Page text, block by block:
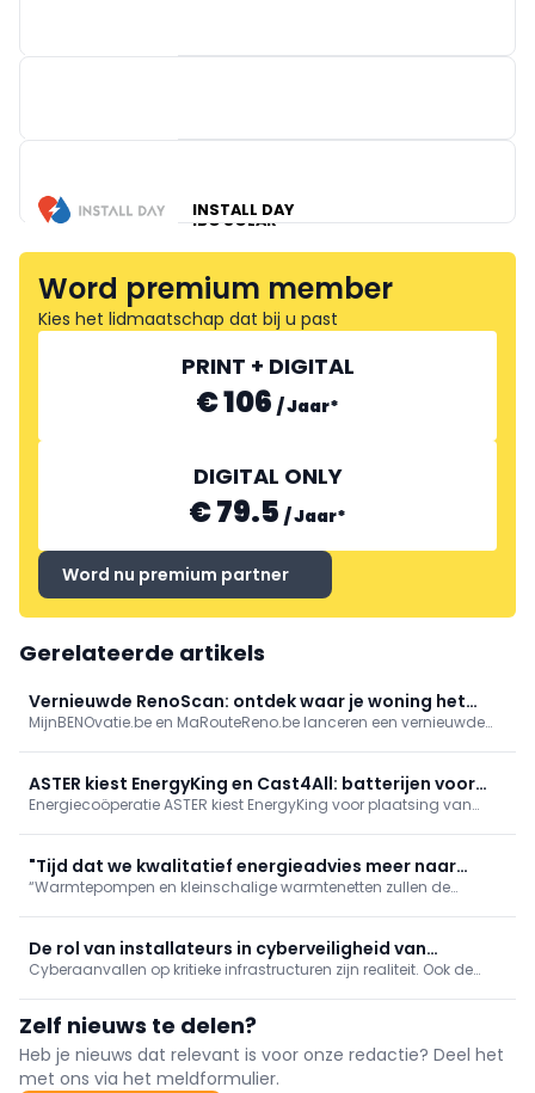
IBC SOLAR
FACQ ZAVENTEM
INSTALL DAY
Word premium member
Kies het lidmaatschap dat bij u past
PRINT + DIGITAL
€ 106 /Jaar*
DIGITAL ONLY
€ 79.5 /Jaar*
Word nu premium partner
Gerelateerde artikels
Vernieuwde RenoScan: ontdek waar je woning het
meest energie bespaart
MijnBENOvatie.be en MaRouteReno.be lanceren een vernieuwde
prioritaire renovaties en bijhorende premies/financiering, met een
persoonlijk rapport en stap-voor-stapadvies.
ASTER kiest EnergyKing en Cast4All: batterijen voor
sociale woningen
Energiecoöperatie ASTER kiest EnergyKing voor plaatsing van
ASTER (meer dan 67 MWp) start zo de volgende vierjarige
groeifase en verlaagt energiekosten voor huurders.
"Tijd dat we kwalitatief energieadvies meer naar
waarde schatten"
“Warmtepompen en kleinschalige warmtenetten zullen de
maximaal comfort en rendement zijn een correcte
dimensionering, inregeling en
De rol van installateurs in cyberveiligheid van
zonnestroom
Cyberaanvallen op kritieke infrastructuren zijn realiteit. Ook de
elektriciens en installateurs, niet enkel voor IT-specialisten.
Zelf nieuws te delen?
Heb je nieuws dat relevant is voor onze redactie? Deel het
met ons via het meldformulier.